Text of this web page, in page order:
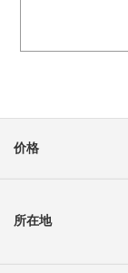
价格
所在地